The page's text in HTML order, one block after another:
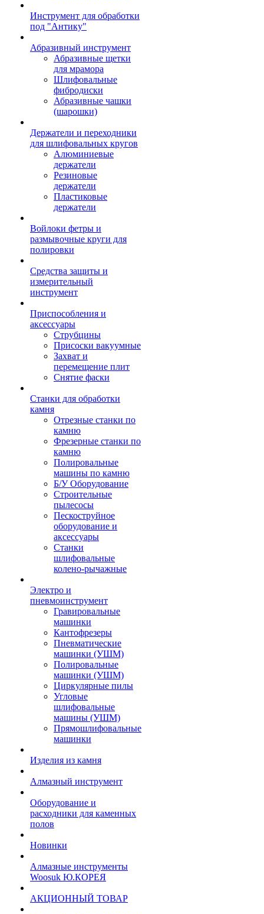
Инструмент для обработки
под "Антику"
Абразивный инструмент
Абразивные щетки
для мрамора
Шлифовальные
фибродиски
Абразивные чашки
(шарошки)
Держатели и переходники
для шлифовальных кругов
Алюминиевые
держатели
Резиновые
держатели
Пластиковые
держатели
Войлоки фетры и
размывочные круги для
полировки
Средства защиты и
измерительный
инструмент
Приспособления и
аксессуары
Струбцины
Присоски вакуумные
Захват и
перемещение плит
Снятие фаски
Станки для обработки
камня
Отрезные станки по
камню
Фрезерные станки по
камню
Полировальные
машины по камню
Б/У Оборудование
Строительные
пылесосы
Пескоструйное
оборудование и
аксессуары
Станки
шлифовальные
колено-рычажные
Электро и
пневмоинструмент
Гравировальные
машинки
Кантофрезеры
Пневматические
машинки (УШМ)
Полировальные
машинки (УШМ)
Циркулярные пилы
Угловые
шлифовальные
машины (УШМ)
Прямошлифовальные
машинки
Изделия из камня
Алмазный инструмент
Оборудование и
расходники для каменных
полов
Новинки
Алмазные инструменты
Woosuk Ю.КОРЕЯ
АКЦИОННЫЙ ТОВАР